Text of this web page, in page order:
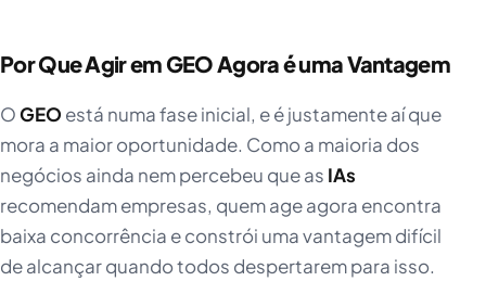
Por Que Agir em GEO Agora é uma Vantagem
OGEO está numa fase inicial, e é justamente aí que
mora a maior oportunidade. Como a maioria dos
negócios ainda nem percebeu que as IAs
recomendam empresas, quem age agora encontra
baixa concorrência e constrói uma vantagem difícil
de alcançar quando todos despertarem para isso.